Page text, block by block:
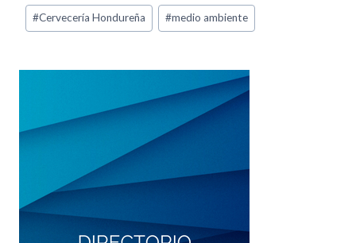
#Cervecería Hondureña #medio ambiente